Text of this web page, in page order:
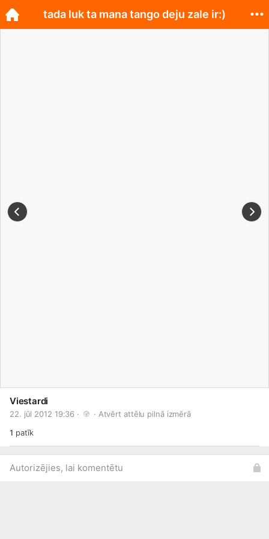
Viestardi
22. jūl 2012 19:36 · · Atvērt attēlu pilnā izmērā
1 patīk
Autorizējies, lai komentētu
tada luk ta mana tango deju zale ir:)